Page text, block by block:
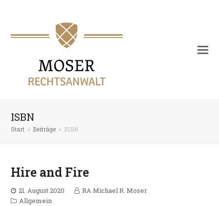
ISBN
Start » Beiträge » ISBN
Hire and Fire
21. August 2020
RA Michael R. Moser
Allgemein